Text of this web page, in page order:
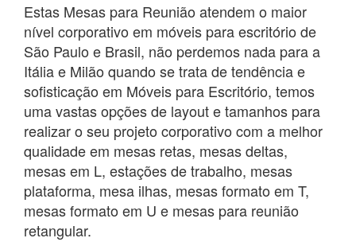
Estas Mesas para Reunião atendem o maior
nível corporativo em móveis para escritório de
São Paulo e Brasil, não perdemos nada para a
Itália e Milão quando se trata de tendência e
sofisticação em Móveis para Escritório, temos
uma vastas opções de layout e tamanhos para
realizar o seu projeto corporativo com a melhor
qualidade em mesas retas, mesas deltas,
mesas em L, estações de trabalho, mesas
plataforma, mesa ilhas, mesas formato em T,
mesas formato em U e mesas para reunião
retangular.